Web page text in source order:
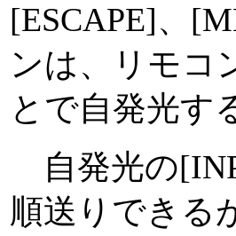
[ESCAPE]、
ンは、リモコ
とで自発光す
自発光の
順送りできる